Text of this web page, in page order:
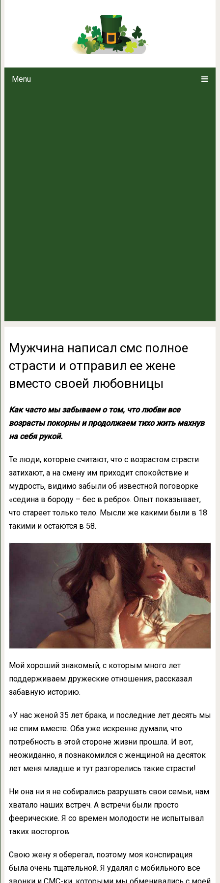
Menu
Мужчина написал смс полное
Мужчина написал смс полное
страсти и отправил ее жене
вместо своей любовницы
Как часто мы забываем о том, что любви все
возрасты покорны и продолжаем тихо жить махнув
на себя рукой.
Те люди, которые считают, что с возрастом страсти
затихают, а на смену им приходит спокойствие и
мудрость, видимо забыли об известной поговорке
«седина в бороду – бес в ребро». Опыт показывает,
что стареет только тело. Мысли же какими были в 18
такими и остаются в 58.
Мой хороший знакомый, с которым много лет
поддерживаем дружеские отношения, рассказал
забавную историю.
«У нас женой 35 лет брака, и последние лет десять мы
не спим вместе. Оба уже искренне думали, что
потребность в этой стороне жизни прошла. И вот,
неожиданно, я познакомился с женщиной на десяток
лет меня младше и тут разгорелись такие страсти!
Ни она ни я не собирались разрушать свои семьи, нам
хватало наших встреч. А встречи были просто
феерические. Я со времен молодости не испытывал
таких восторгов.
Свою жену я оберегал, поэтому моя конспирация
была очень тщательной. Я удалял с мобильного все